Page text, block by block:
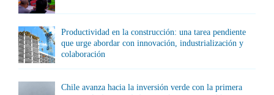
Productividad en la construcción: una tarea pendiente
que urge abordar con innovación, industrialización y
colaboración
Chile avanza hacia la inversión verde con la primera